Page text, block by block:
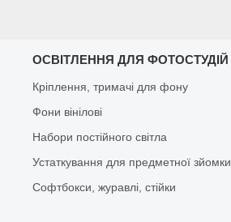
ОСВІТЛЕННЯ ДЛЯ ФОТОСТУДІЙ
Кріплення, тримачі для фону
Фони вінілові
Набори постійного світла
Устаткування для предметної зйомки
Софтбокси, журавлі, стійки